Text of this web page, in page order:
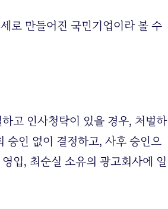
로 만들어진 국민기업이라 볼 수
고 인사청탁이 있을 경우, 처벌하
승인 없이 결정하고, 사후 승인으
입, 최순실 소유의 광고회사에 일